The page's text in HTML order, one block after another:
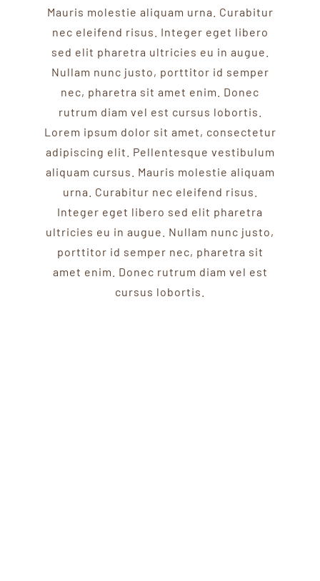
Mauris molestie aliquam urna. Curabitur
nec eleifend risus. Integer eget libero
sed elit pharetra ultricies eu in augue.
Nullam nunc justo, porttitor id semper
nec, pharetra sit amet enim. Donec
rutrum diam vel est cursus lobortis.
Lorem ipsum dolor sit amet, consectetur
adipiscing elit. Pellentesque vestibulum
aliquam cursus. Mauris molestie aliquam
urna. Curabitur nec eleifend risus.
Integer eget libero sed elit pharetra
ultricies eu in augue. Nullam nunc justo,
porttitor id semper nec, pharetra sit
amet enim. Donec rutrum diam vel est
cursus lobortis.